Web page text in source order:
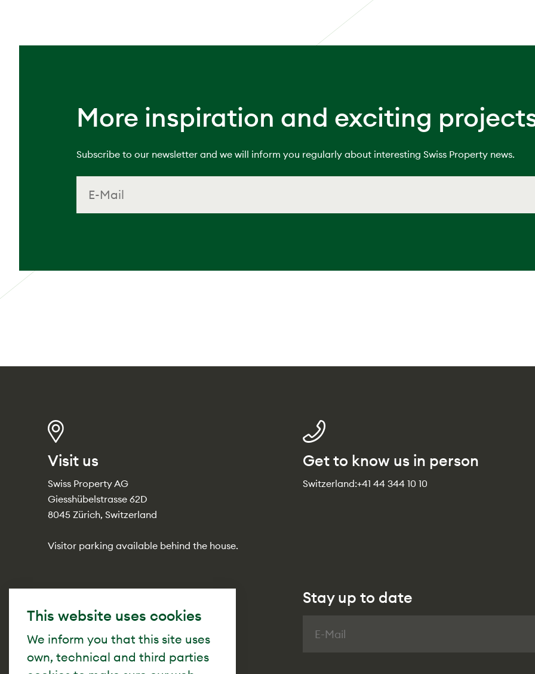
More inspiration and exciting
Subscribe to our newsletter and we will inform you regularly about interesting Swiss Property news.
Visit us
Swiss Property AG
Giesshübelstrasse 62D
8045 Zürich, Switzerland
Visitor parking available behind the house.
Get to know us in person
Switzerland:+41 44 344 10 10
Stay up to date
This website uses cookies
We inform you that this site uses
own, technical and third parties